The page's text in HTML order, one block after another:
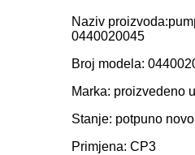
Naziv proizvoda:
0440020045
Broj modela:
Marka: proizvedeno
Stanje: potpuno novo
Primjena: CP3